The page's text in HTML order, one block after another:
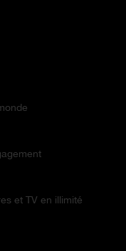
et TV en illimité